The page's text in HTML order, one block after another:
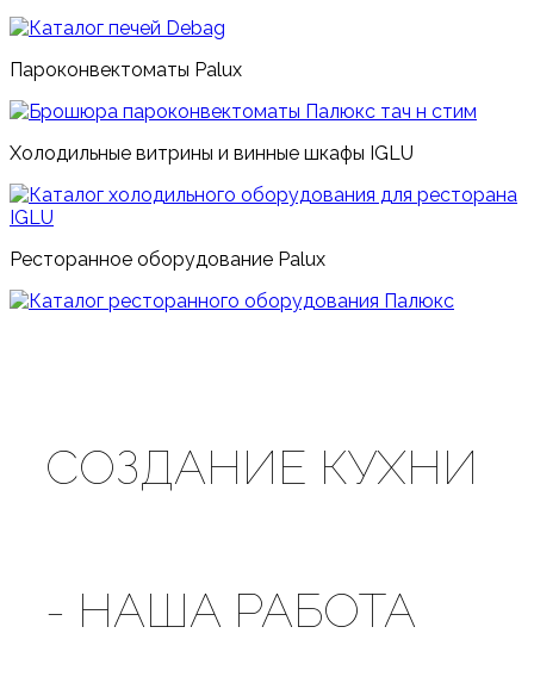
Пароконвектоматы Palux
Холодильные витрины и винные шкафы IGLU
Ресторанное оборудование Palux
СОЗДАНИЕ КУХНИ
- НАША РАБОТА